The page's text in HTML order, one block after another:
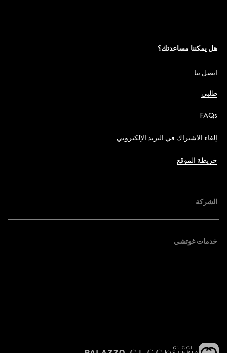
هل يمكننا مساعدتك؟
اتصل بنا
طلبي
FAQs
إلغاء الاشتراك في البريد الإلكتروني
خريطة الموقع
الشركة
خدمات غوتشي